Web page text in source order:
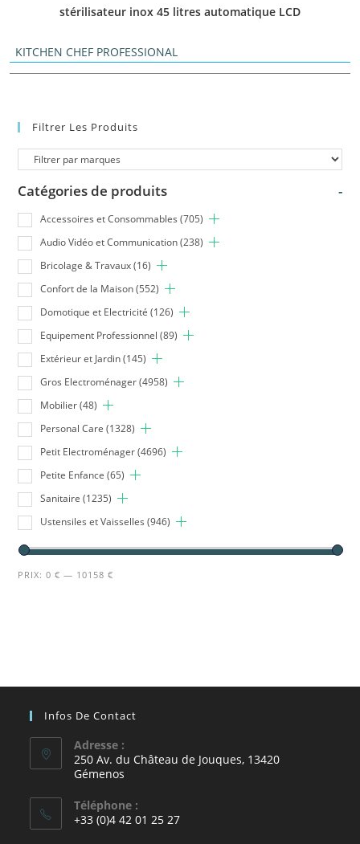
stérilisateur inox 45 litres automatique LCD
KITCHEN CHEF PROFESSIONAL
Filtrer Les Produits
Catégories de produits -
Accessoires et Consommables (705)
Audio Vidéo et Communication (238)
Bricolage & Travaux (16)
Confort de la Maison (552)
Domotique et Electricité (126)
Equipement Professionnel (89)
Extérieur et Jardin (145)
Gros Electroménager (4958)
Mobilier (48)
Personal Care (1328)
Petit Electroménager (4696)
Petite Enfance (65)
Sanitaire (1235)
Ustensiles et Vaisselles (946)
PRIX:0 € — 10158 €
Infos De Contact
Adresse :
250 Av. du Château de Jouques, 13420
Gémenos
Téléphone :
+33 (0)4 42 01 25 27